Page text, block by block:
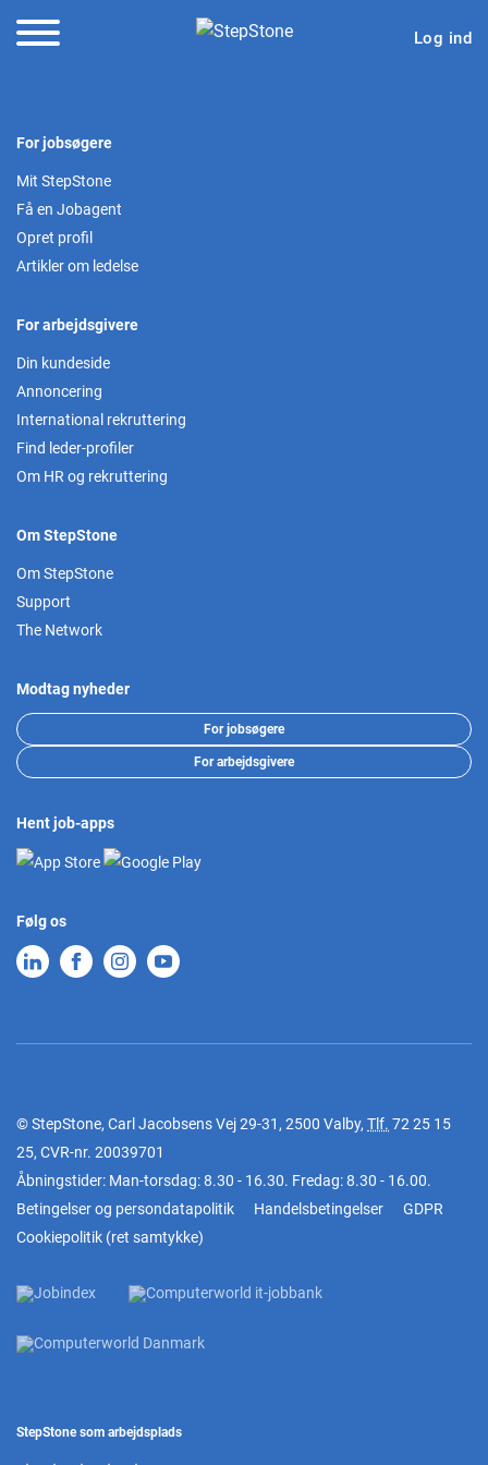
Log ind
For jobsøgere
Mit StepStone
Få en Jobagent
Opret profil
Artikler om ledelse
For arbejdsgivere
Din kundeside
Annoncering
International rekruttering
Find leder-profiler
Om HR og rekruttering
Om StepStone
Om StepStone
Support
The Network
Modtag nyheder
For jobsøgere
For arbejdsgivere
Hent job-apps
Følg os
© StepStone, Carl Jacobsens Vej 29-31, 2500 Valby, Tlf. 72 25 15
25, CVR-nr. 20039701
Åbningstider: Man-torsdag: 8.30 - 16.30. Fredag: 8.30 - 16.00.
Betingelser og persondatapolitik
Handelsbetingelser
GDPR
Cookiepolitik (ret samtykke)
StepStone som arbejdsplads